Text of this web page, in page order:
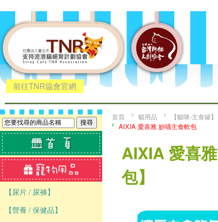
前往TNR協會官網
【尿片 / 尿褲】
【營養 / 保健品】
首頁 貓用品
【貓咪-主食罐】
AIXIA 愛喜雅 妙喵主食軟包
AIXIA 愛喜
包】